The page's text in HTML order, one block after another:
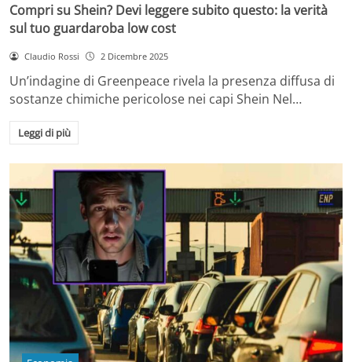
Compri su Shein? Devi leggere subito questo: la verità
sul tuo guardaroba low cost
Claudio Rossi 2 Dicembre 2025
Un’indagine di Greenpeace rivela la presenza diffusa di
sostanze chimiche pericolose nei capi Shein Nel…
Leggi di più